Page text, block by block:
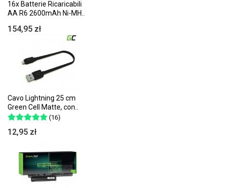
16x Batterie Ricaricabili
AA R6 2600mAh Ni-MH..
154,95 zł
Cavo Lightning 25 cm
Green Cell Matte, con..
(16)
12,95 zł